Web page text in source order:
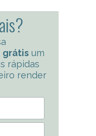
grátis um
rápidas
render